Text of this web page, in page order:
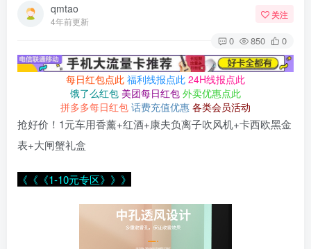
qmtao
4年前更新
关注
0 850 0
每日红包点此 福利线报点此 24H线报点此
饿了么红包 美团每日红包 外卖优惠点此
拼多多每日红包 话费充值优惠 各类会员活动
抢好价！1元车用香薰+红酒+康夫负离子吹风机+卡西欧黑金
表+大闸蟹礼盒
《《《1-10元专区》》》